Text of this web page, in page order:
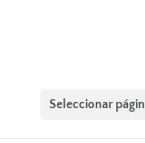
Seleccionar